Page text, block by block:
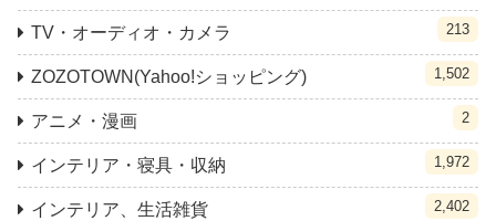
TV・オーディオ・カメラ 213
ZOZOTOWN(Yahoo!ショッピング) 1,502
アニメ・漫画 2
インテリア・寝具・収納 1,972
インテリア、生活雑貨 2,402